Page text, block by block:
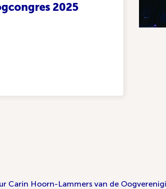
2025
Hoorn-Lammers van de